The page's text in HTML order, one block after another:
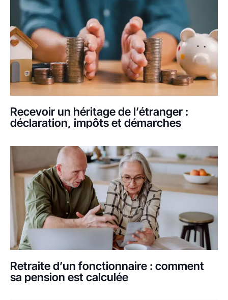
Recevoir un héritage de l’étranger :
déclaration, impôts et démarches
Retraite d’un fonctionnaire : comment
sa pension est calculée